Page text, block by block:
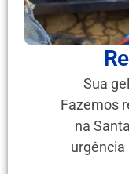
Sua
Fazemos
na
urgência